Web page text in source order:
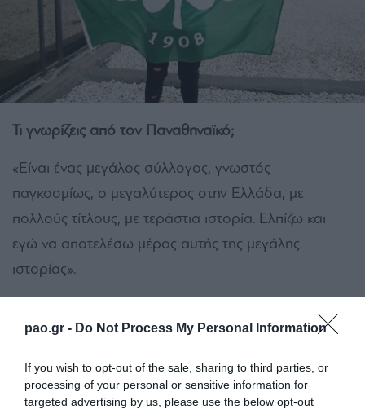
pao.gr - Do Not Process My Personal Information
If you wish to opt-out of the sale, sharing to third parties, or
processing of your personal or sensitive information for
targeted advertising by us, please use the below opt-out
Τι γνωρίζεις από τον Παναθηναϊκό;
«Είναι ένας μεγάλος σύλλογος, γνωστός
παγκοσμίως, ο μεγαλύτερος στην Ελλάδα, με
πολλούς τίτλους, με τεράστια ιστορία. Ελπίζω και
εγώ να αποτελέσω μέρος αυτής της μεγάλης
ιστορίας».
πολλοί Βραζιλιάνοι. Τι θα ήθελες να αφήσεις όταν θα
«Έχω ακούσει ότι πολλοί συμπατριώτες μου